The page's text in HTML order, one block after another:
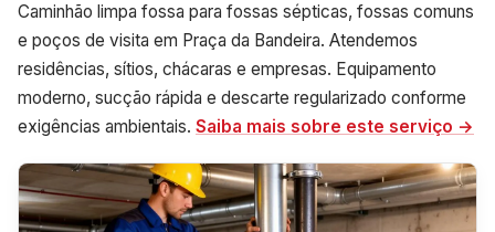
Caminhão limpa fossa para fossas sépticas, fossas comuns
e poços de visita em Praça da Bandeira. Atendemos
residências, sítios, chácaras e empresas. Equipamento
moderno, sucção rápida e descarte regularizado conforme
exigências ambientais. Saiba mais sobre este serviço →